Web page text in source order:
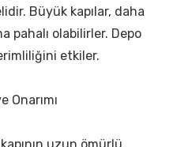
Büyük kapılar, daha
pahalı olabilirler. Depo
etkiler.
Onarımı